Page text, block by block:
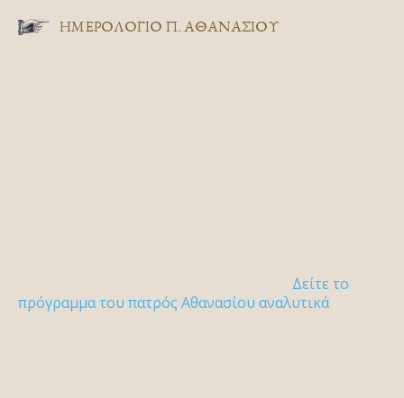
ΗΜΕΡΟΛΟΓΙΟ Π. ΑΘΑΝΑΣΙΟΥ
Δείτε το
πρόγραμμα του πατρός Αθανασίου αναλυτικά